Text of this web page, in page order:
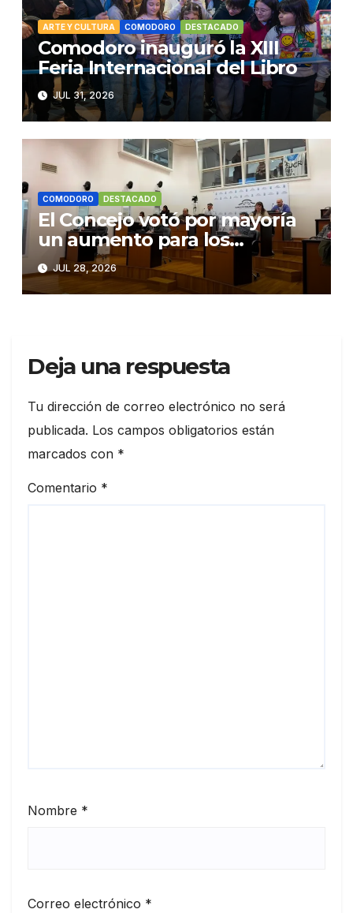
ARTE Y CULTURA COMODORO DESTACADO
Comodoro inauguró la XIII
Feria Internacional del Libro
JUL 31, 2026
COMODORO DESTACADO
El Concejo votó por mayoría
un aumento para los
municipales
JUL 28, 2026
Deja una respuesta
Tu dirección de correo electrónico no será
publicada. Los campos obligatorios están
marcados con *
Comentario *
Nombre *
Correo electrónico *